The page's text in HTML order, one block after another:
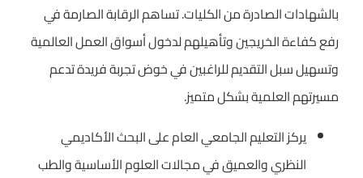
بالشهادات الصادرة من الكليات. تساهم الرقابة الصارمة في
رفع كفاءة الخريجين وتأهيلهم لدخول أسواق العمل العالمية
وتسهيل سبل التقديم للراغبين في خوض تجربة فريدة تدعم
مسيرتهم العلمية بشكل متميز.
يركز التعليم الجامعي العام على البحث الأكاديمي
النظري والعميق في مجالات العلوم الأساسية والطب